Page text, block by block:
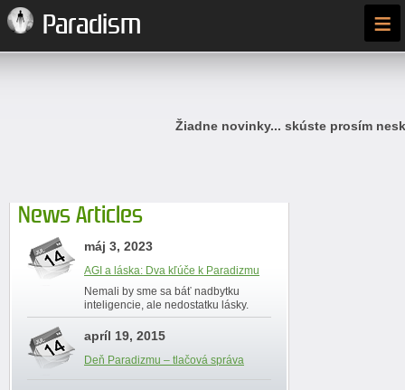
Paradism ≡
Žiadne novinky... skúste prosím
News Articles
máj 3, 2023
AGI a láska: Dva kľúče k Paradizmu
Nemali by sme sa báť nadbytku
inteligencie, ale nedostatku lásky.
apríl 19, 2015
Deň Paradizmu – tlačová správa